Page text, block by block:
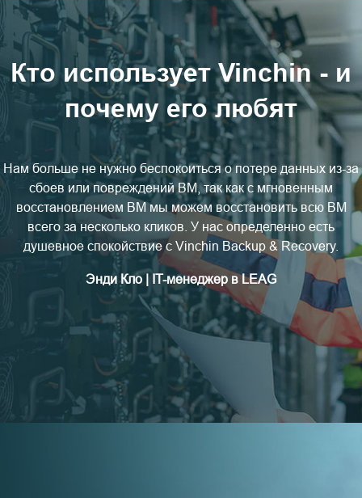
Кто использует Vinchin - и
почему его любят
Нам больше не нужно беспокоиться о потере данных из-за
сбоев или повреждений ВМ, так как с мгновенным
восстановлением ВМ мы можем восстановить всю ВМ
всего за несколько кликов. У нас определенно есть
душевное спокойствие с Vinchin Backup & Recovery.
Энди Кло | IT-менеджер в LEAG